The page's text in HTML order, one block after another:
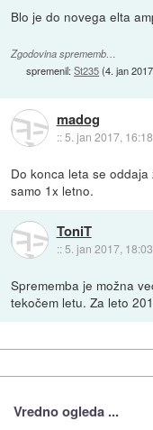
Blo je do novega elta
Zgodovina sprememb…
spremenil:St235(4. jan
madog
::5. jan 2017, 16:18
Do konca leta se
samo 1x letno.
ToniT
:: 5. jan 2017, 18:03
Sprememba je možna
tekočem letu. Za leto
Vredno ogleda ...